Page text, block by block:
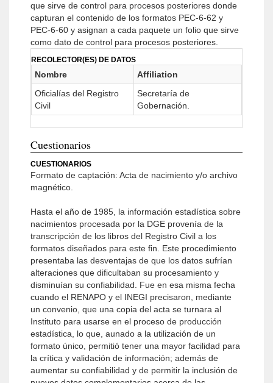
que sirve de control para procesos posteriores donde
capturan el contenido de los formatos PEC-6-62 y
PEC-6-60 y asignan a cada paquete un folio que sirve
como dato de control para procesos posteriores.
RECOLECTOR(ES) DE DATOS
Nombre
Affiliation
Oficialías del Registro
Civil
Secretaría de
Gobernación.
Cuestionarios
CUESTIONARIOS
Formato de captación: Acta de nacimiento y/o archivo
magnético.
Hasta el año de 1985, la información estadística sobre
nacimientos procesada por la DGE provenía de la
transcripción de los libros del Registro Civil a los
formatos diseñados para este fin. Este procedimiento
presentaba las desventajas de que los datos sufrían
alteraciones que dificultaban su procesamiento y
disminuían su confiabilidad. Fue en esa misma fecha
cuando el RENAPO y el INEGI precisaron, mediante
un convenio, que una copia del acta se turnara al
Instituto para usarse en el proceso de producción
estadística, lo que, aunado a la utilización de un
formato único, permitió tener una mayor facilidad para
la crítica y validación de información; además de
aumentar su confiabilidad y de permitir la inclusión de